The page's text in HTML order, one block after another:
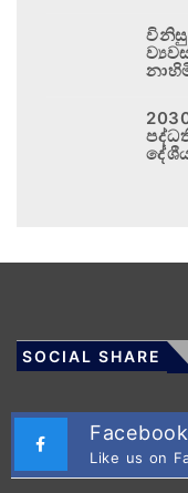
SOCIAL SHARE
Facebook
Like us on